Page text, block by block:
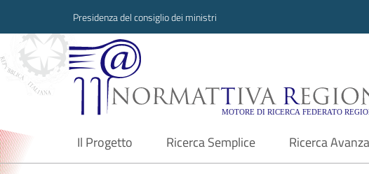
Presidenza del consiglio dei ministri
Normattiva Regioni
Il Progetto
current Ricerca Semplice Ricerca